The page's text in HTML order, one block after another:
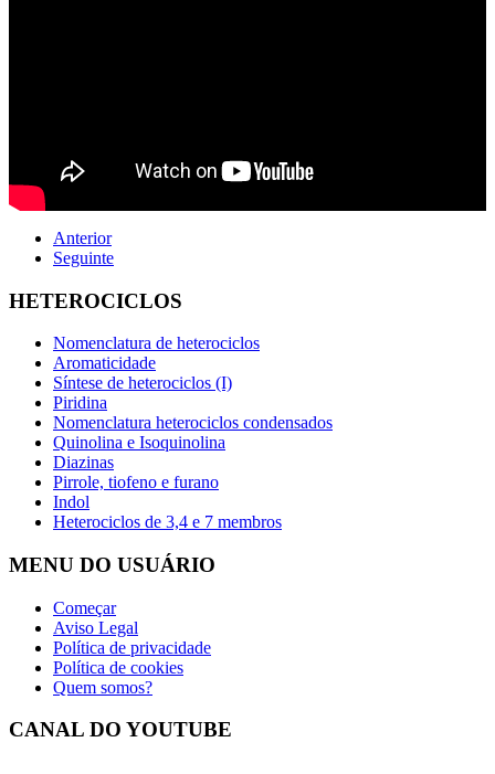
Anterior
Seguinte
HETEROCICLOS
Nomenclatura de heterociclos
Aromaticidade
Síntese de heterociclos (I)
Piridina
Nomenclatura heterociclos condensados
Quinolina e Isoquinolina
Diazinas
Pirrole, tiofeno e furano
Indol
Heterociclos de 3,4 e 7 membros
MENU DO USUÁRIO
Começar
Aviso Legal
Política de privacidade
Política de cookies
Quem somos?
CANAL DO YOUTUBE